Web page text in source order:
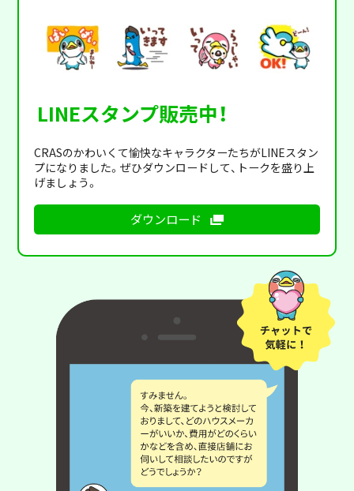
LINEスタンプ販売中！
CRASのかわいくて愉快なキャラクターたちがLINEスタン
プになりました。ぜひダウンロードして、トークを盛り上
げましょう。
ダウンロード